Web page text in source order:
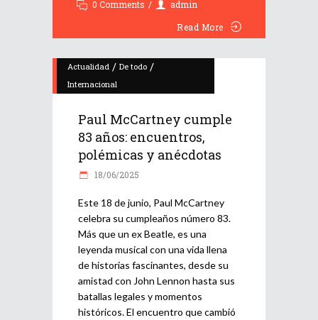
0 Comments
admin
Read More
Actualidad / De todo /
Internacional
Paul McCartney cumple
83 años: encuentros,
polémicas y anécdotas
18/06/2025
Este 18 de junio, Paul McCartney
celebra su cumpleaños número 83.
Más que un ex Beatle, es una
leyenda musical con una vida llena
de historias fascinantes, desde su
amistad con John Lennon hasta sus
batallas legales y momentos
históricos. El encuentro que cambió